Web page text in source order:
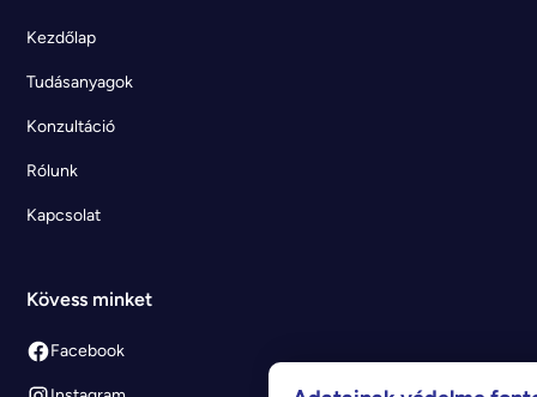
Kezdőlap
Tudásanyagok
Konzultáció
Rólunk
Kapcsolat
Kövess minket
Facebook